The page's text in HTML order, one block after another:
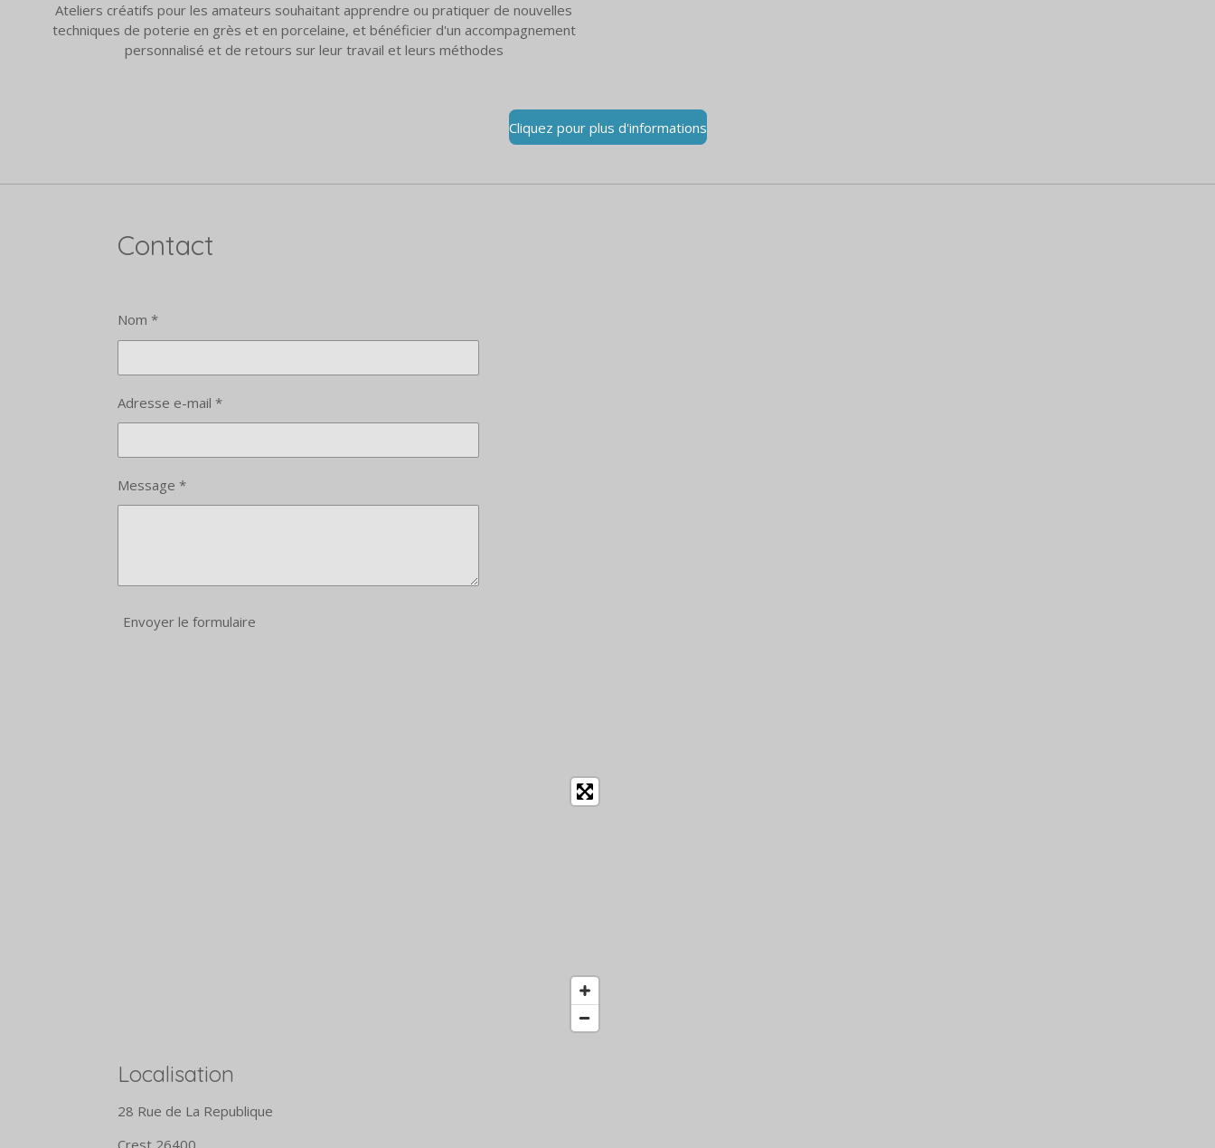
Ateliers créatifs pour les amateurs souhaitant apprendre ou pratiquer de nouvelles
techniques de poterie en grès et en porcelaine, et bénéficier d'un accompagnement
personnalisé et de retours sur leur travail et leurs méthodes
Cliquez pour plus d'informations
Contact
Nom *
Adresse e-mail *
Message *
Envoyer le formulaire
Localisation
28 Rue de La Republique
Crest 26400